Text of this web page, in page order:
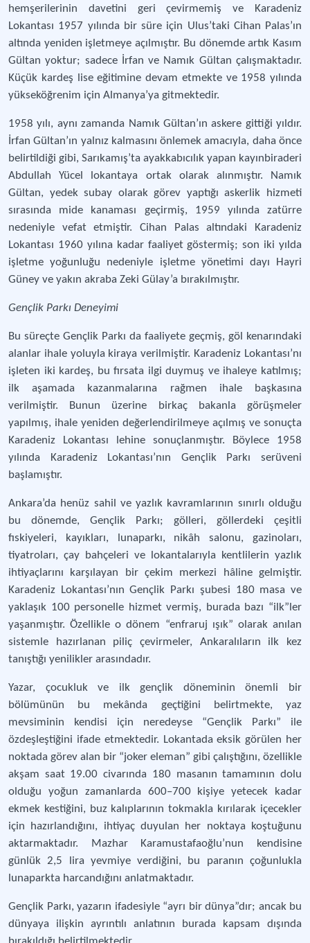
hemşerilerinin davetini geri çevirmemiş ve Karadeniz
Lokantası 1957 yılında bir süre için Ulus’taki Cihan Palas’ın
altında yeniden işletmeye açılmıştır. Bu dönemde artık Kasım
Gültan yoktur; sadece İrfan ve Namık Gültan çalışmaktadır.
Küçük kardeş lise eğitimine devam etmekte ve 1958 yılında
yükseköğrenim için Almanya’ya gitmektedir.
1958 yılı, aynı zamanda Namık Gültan’ın askere gittiği yıldır.
İrfan Gültan’ın yalnız kalmasını önlemek amacıyla, daha önce
belirtildiği gibi, Sarıkamış’ta ayakkabıcılık yapan kayınbiraderi
Abdullah Yücel lokantaya ortak olarak alınmıştır. Namık
Gültan, yedek subay olarak görev yaptığı askerlik hizmeti
sırasında mide kanaması geçirmiş, 1959 yılında zatürre
nedeniyle vefat etmiştir. Cihan Palas altındaki Karadeniz
Lokantası 1960 yılına kadar faaliyet göstermiş; son iki yılda
işletme yoğunluğu nedeniyle işletme yönetimi dayı Hayri
Güney ve yakın akraba Zeki Gülay’a bırakılmıştır.
Gençlik Parkı Deneyimi
Bu süreçte Gençlik Parkı da faaliyete geçmiş, göl kenarındaki
alanlar ihale yoluyla kiraya verilmiştir. Karadeniz Lokantası’nı
işleten iki kardeş, bu fırsata ilgi duymuş ve ihaleye katılmış;
ilk aşamada kazanmalarına rağmen ihale başkasına
verilmiştir. Bunun üzerine birkaç bakanla görüşmeler
yapılmış, ihale yeniden değerlendirilmeye açılmış ve sonuçta
Karadeniz Lokantası lehine sonuçlanmıştır. Böylece 1958
yılında Karadeniz Lokantası’nın Gençlik Parkı serüveni
başlamıştır.
Ankara’da henüz sahil ve yazlık kavramlarının sınırlı olduğu
bu dönemde, Gençlik Parkı; gölleri, göllerdeki çeşitli
fıskiyeleri, kayıkları, lunaparkı, nikâh salonu, gazinoları,
tiyatroları, çay bahçeleri ve lokantalarıyla kentlilerin yazlık
ihtiyaçlarını karşılayan bir çekim merkezi hâline gelmiştir.
Karadeniz Lokantası’nın Gençlik Parkı şubesi 180 masa ve
yaklaşık 100 personelle hizmet vermiş, burada bazı “ilk”ler
yaşanmıştır. Özellikle o dönem “enfraruj ışık” olarak anılan
sistemle hazırlanan piliç çevirmeler, Ankaralıların ilk kez
tanıştığı yenilikler arasındadır.
Yazar, çocukluk ve ilk gençlik döneminin önemli bir
bölümünün bu mekânda geçtiğini belirtmekte, yaz
mevsiminin kendisi için neredeyse “Gençlik Parkı” ile
özdeşleştiğini ifade etmektedir. Lokantada eksik görülen her
noktada görev alan bir “joker eleman” gibi çalıştığını, özellikle
akşam saat 19.00 civarında 180 masanın tamamının dolu
olduğu yoğun zamanlarda 600–700 kişiye yetecek kadar
ekmek kestiğini, buz kalıplarının tokmakla kırılarak içecekler
için hazırlandığını, ihtiyaç duyulan her noktaya koştuğunu
aktarmaktadır. Mazhar Karamustafaoğlu’nun kendisine
günlük 2,5 lira yevmiye verdiğini, bu paranın çoğunlukla
lunaparkta harcandığını anlatmaktadır.
Gençlik Parkı, yazarın ifadesiyle “ayrı bir dünya”dır; ancak bu
dünyaya ilişkin ayrıntılı anlatının burada kapsam dışında